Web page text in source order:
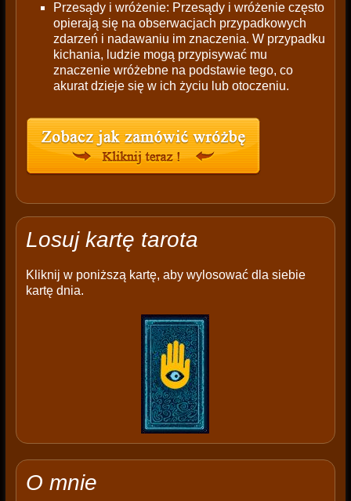
Przesądy i wróżenie: Przesądy i wróżenie często
opierają się na obserwacjach przypadkowych
zdarzeń i nadawaniu im znaczenia. W przypadku
kichania, ludzie mogą przypisywać mu
znaczenie wróżebne na podstawie tego, co
akurat dzieje się w ich życiu lub otoczeniu.
Losuj kartę tarota
Kliknij w poniższą kartę, aby wylosować dla siebie
kartę dnia.
O mnie